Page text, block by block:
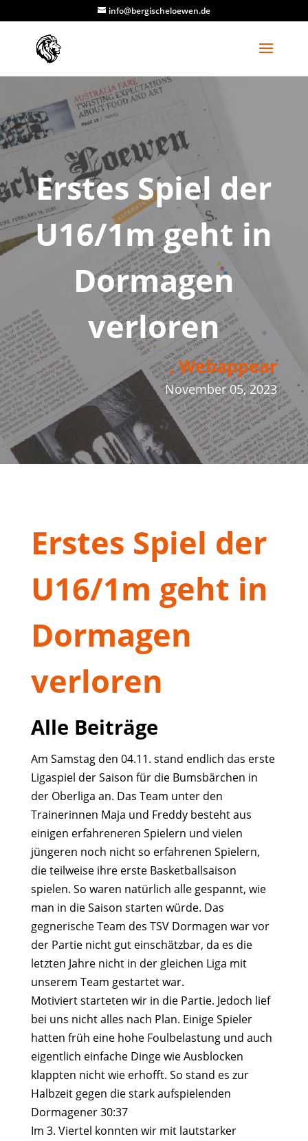
info@bergischeloewen.de
Erstes Spiel der
U16/1m geht in
Dormagen
verloren
, Webappear
November 05, 2023
Erstes Spiel der
U16/1m geht in
Dormagen
verloren
Alle Beiträge
Am Samstag den 04.11. stand endlich das erste
Ligaspiel der Saison für die Bumsbärchen in
der Oberliga an. Das Team unter den
Trainerinnen Maja und Freddy besteht aus
einigen erfahreneren Spielern und vielen
jüngeren noch nicht so erfahrenen Spielern,
die teilweise ihre erste Basketballsaison
spielen. So waren natürlich alle gespannt, wie
man in die Saison starten würde. Das
gegnerische Team des TSV Dormagen war vor
der Partie nicht gut einschätzbar, da es die
letzten Jahre nicht in der gleichen Liga mit
unserem Team gestartet war.
Motiviert starteten wir in die Partie. Jedoch lief
bei uns nicht alles nach Plan. Einige Spieler
hatten früh eine hohe Foulbelastung und auch
eigentlich einfache Dinge wie Ausblocken
klappten nicht wie erhofft. So stand es zur
Halbzeit gegen die stark aufspielenden
Dormagener 30:37
Im 3. Viertel konnten wir mit lautstarker